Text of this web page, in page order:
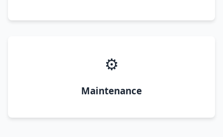
⚙️
Maintenance